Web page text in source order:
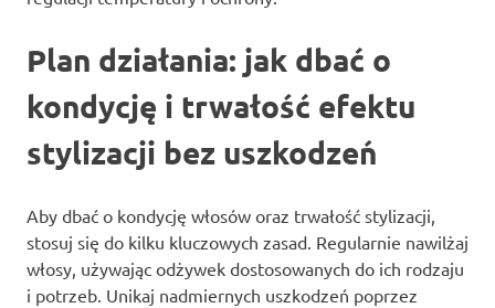
Plan działania: jak dbać o
kondycję i trwałość efektu
stylizacji bez uszkodzeń
Aby dbać o kondycję włosów oraz trwałość stylizacji,
stosuj się do kilku kluczowych zasad. Regularnie nawilżaj
włosy, używając odżywek dostosowanych do ich rodzaju
i potrzeb. Unikaj nadmiernych uszkodzeń poprzez